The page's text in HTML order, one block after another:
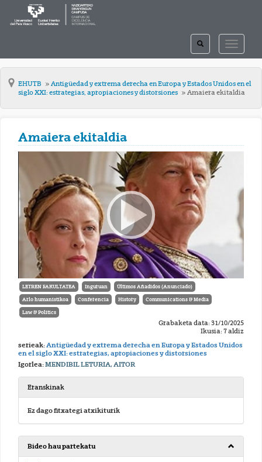
TOGGLE
TOGGLE
SEARCH
EHUTB
Antigüedad y extrema derecha en Europa y Estados Unidos en el
siglo XXI: estrategias, apropiaciones y distorsiones
Amaiera ekitaldia
Amaiera ekitaldia
LETREN FAKULTATEA Inguruan Últimos Añadidos (Anunciado)
Arlo humanistikoa Conferencia History Communications & Media
Law & Politics
Grabaketa data: 31/10/2025
Ikusia: 7 aldiz
serieak:Antigüedad y extrema derecha en Europa y Estados Unidos
en el siglo XXI: estrategias, apropiaciones y distorsiones
Igorlea:MENDIBIL LETURIA, AITOR
Eranskinak
Ez dago fitxategi atxikiturik
Bideo hau partekatu